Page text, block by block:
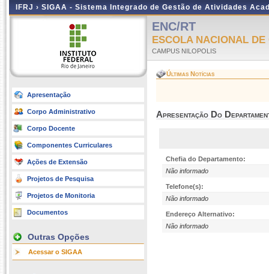
IFRJ › SIGAA - Sistema Integrado de Gestão de Atividades
Apresentação
Corpo Administrativo
Corpo Docente
Componentes Curriculares
Ações de Extensão
Projetos de Pesquisa
Projetos de Monitoria
Documentos
Outras Opções
Acessar o SIGAA
ENC/RT
ESCOLA NACIONAL DE
CAMPUS NILOPOLIS
Últimas Notícias
Apresentação Do
Chefia do Departamento:
Não informado
Telefone(s):
Não informado
Endereço Alternativo:
Não informado